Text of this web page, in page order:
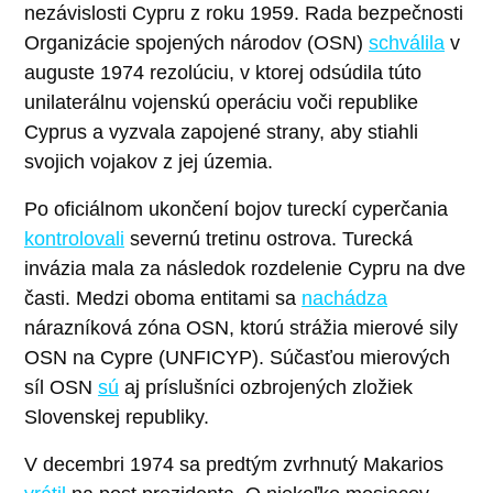
nezávislosti Cypru z roku 1959. Rada bezpečnosti
Organizácie spojených národov (OSN) schválila v
auguste 1974 rezolúciu, v ktorej odsúdila túto
unilaterálnu vojenskú operáciu voči republike
Cyprus a vyzvala zapojené strany, aby stiahli
svojich vojakov z jej územia.
Po oficiálnom ukončení bojov tureckí cyperčania
kontrolovali severnú tretinu ostrova. Turecká
invázia mala za následok rozdelenie Cypru na dve
časti. Medzi oboma entitami sa nachádza
nárazníková zóna OSN, ktorú strážia mierové sily
OSN na Cypre (UNFICYP). Súčasťou mierových
síl OSN sú aj príslušníci ozbrojených zložiek
Slovenskej republiky.
V decembri 1974 sa predtým zvrhnutý Makarios